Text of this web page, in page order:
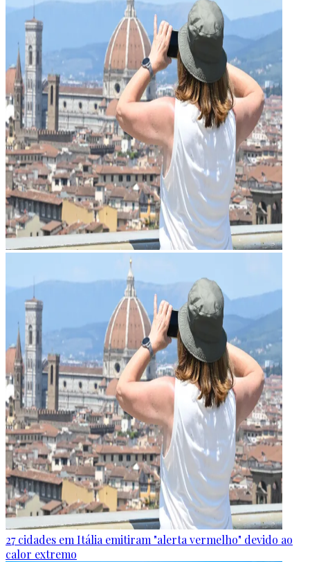
27 cidades em Itália emitiram "alerta vermelho" devido ao
calor extremo